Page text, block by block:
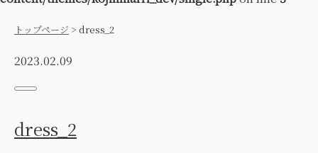
トップページ > dress_2
2023.02.09
dress_2